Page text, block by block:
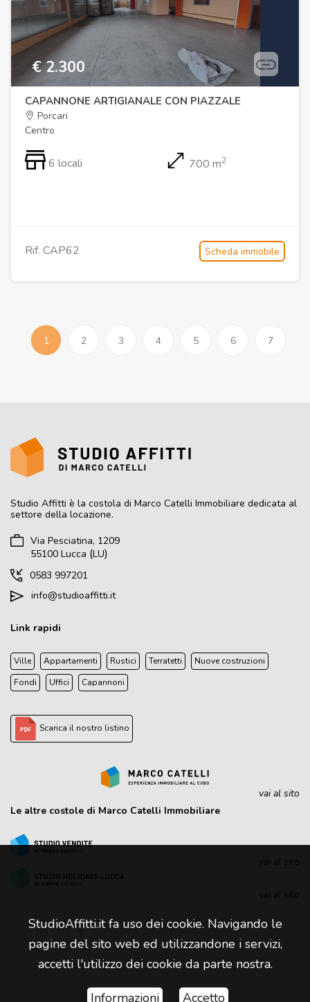
€ 2.300
CAPANNONE ARTIGIANALE CON PIAZZALE
Porcari
Centro
6 locali 700 m2
Rif. CAP62 Scheda immobile
1 2 3 4 5 6 7
StudioAffitti.it fa uso dei cookie. Navigando le
pagine del sito web ed utilizzandone i servizi,
accetti l'utilizzo dei cookie da parte nostra.
Informazioni Accetto
Studio Affitti è la costola di Marco Catelli Immobiliare dedicata al
settore della locazione.
Via Pesciatina, 1209
55100 Lucca (LU)
0583 997201
info@studioaffitti.it
Link rapidi
Ville Appartamenti Rustici Terratetti
Nuove costruzioni
Fondi
Uffici Capannoni
Scarica il nostro listino
vai al sito
Le altre costole di Marco Catelli Immobiliare